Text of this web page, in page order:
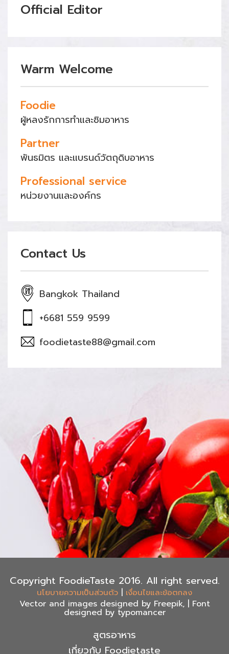
Official Editor
Warm Welcome
Foodie
ผู้หลงรักการทำและชิมอาหาร
Partner
พันธมิตร และแบรนด์วัตถุดิบอาหาร
Professional service
หน่วยงานและองค์กร
Contact Us
Bangkok Thailand
+6681 559 9599
foodietaste88@gmail.com
Copyright FoodieTaste 2016. All right served.
นโยบายความเป็นส่วนตัว | เงื่อนไขและข้อตกลง
Vector and images designed by Freepik, | Font
designed by typomancer
สูตรอาหาร
เกี่ยวกับ Foodietaste